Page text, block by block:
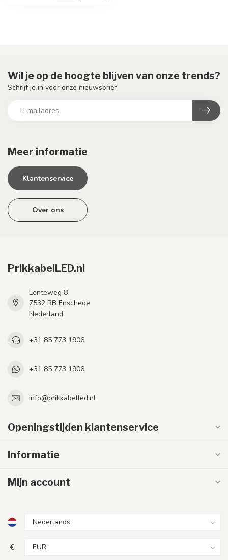
Meer informatie
Klantenservice
Over ons
Wil je op de hoogte blijven van onze trends?
Schrijf je in voor onze nieuwsbrief
PrikkabelLED.nl
Lenteweg 8
7532 RB Enschede
Nederland
+31 85 773 1906
+31 85 773 1906
info@prikkabelled.nl
Openingstijden klantenservice
Informatie
Mijn account
€